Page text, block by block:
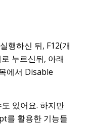
행하신 뒤, F12(개
누르신뒤, 아래
에서 Disable
있어요. 하지만
를 활용한 기능들